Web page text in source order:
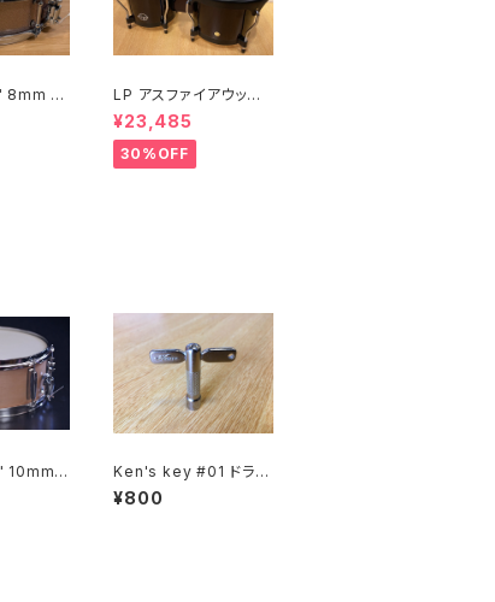
8mm メ
MU1
LP アスファイアウッド
ボンゴ LPA601-DW
(ダークウッド)
¥23,485
30%OFF
10mm
M10R1
Ken's key #01 ドラム
テックが考えた作業効
率と扱いやすさを追求
¥800